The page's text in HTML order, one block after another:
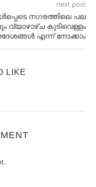
next post
നഗരത്തിലെ പല
വ്യാഴാഴ്ച കുടിവെള്ളം
എന്ന് നോക്കാം
LIKE